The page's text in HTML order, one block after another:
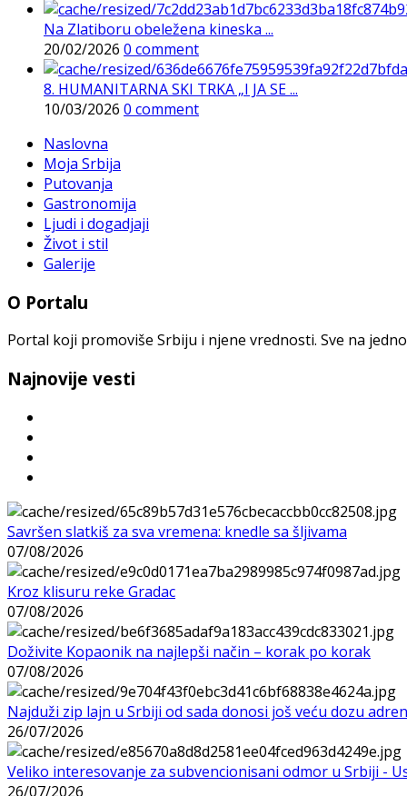
Na Zlatiboru obeležena kineska ...
20/02/2026 0 comment
8. HUMANITARNA SKI TRKA „I JA SE ...
10/03/2026 0 comment
Naslovna
Moja Srbija
Putovanja
Gastronomija
Ljudi i dogadjaji
Život i stil
Galerije
O Portalu
Portal koji promoviše Srbiju i njene vrednosti. Sve na
Najnovije vesti
Savršen slatkiš za sva vremena: knedle sa šljivama
07/08/2026
Kroz klisuru reke Gradac
07/08/2026
Doživite Kopaonik na najlepši način – korak po korak
07/08/2026
Najduži zip lajn u Srbiji od sada donosi još veću dozu
26/07/2026
Veliko interesovanje za subvencionisani odmor u Srbiji -
26/07/2026